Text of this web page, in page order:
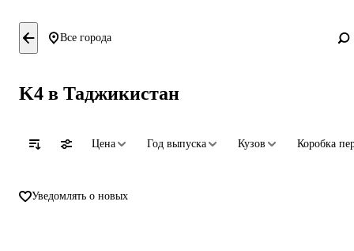
Все города
K4 в Таджикистан
Цена Год выпуска Кузов Коробка
Уведомлять о новых